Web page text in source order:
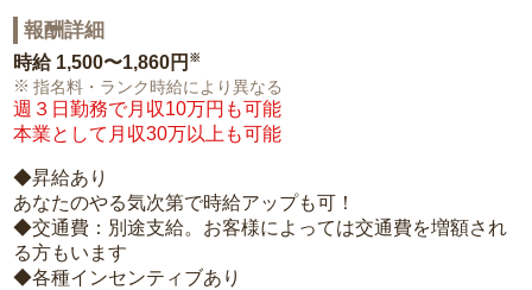
報酬詳細
時給 1,500〜1,860円 ※
指名料・ランク時給により異なる
週３日勤務で月収10万円も可能
本業として月収30万以上も可能
◆昇給あり
あなたのやる気次第で時給アップも可！
◆交通費：別途支給。お客様によっては交通費を増額され
る方もいます
◆各種インセンティブあり